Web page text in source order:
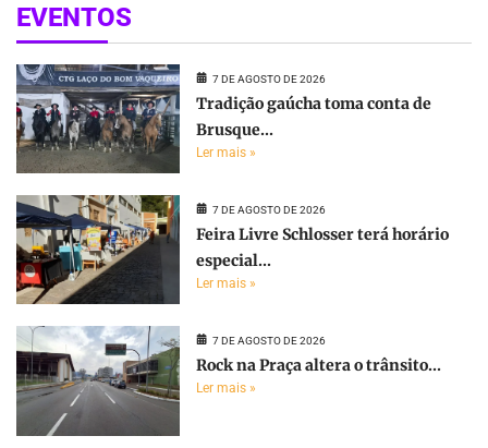
EVENTOS
7 DE AGOSTO DE 2026
Tradição gaúcha toma conta de
Brusque...
Ler mais »
7 DE AGOSTO DE 2026
Feira Livre Schlosser terá horário
especial...
Ler mais »
7 DE AGOSTO DE 2026
Rock na Praça altera o trânsito...
Ler mais »